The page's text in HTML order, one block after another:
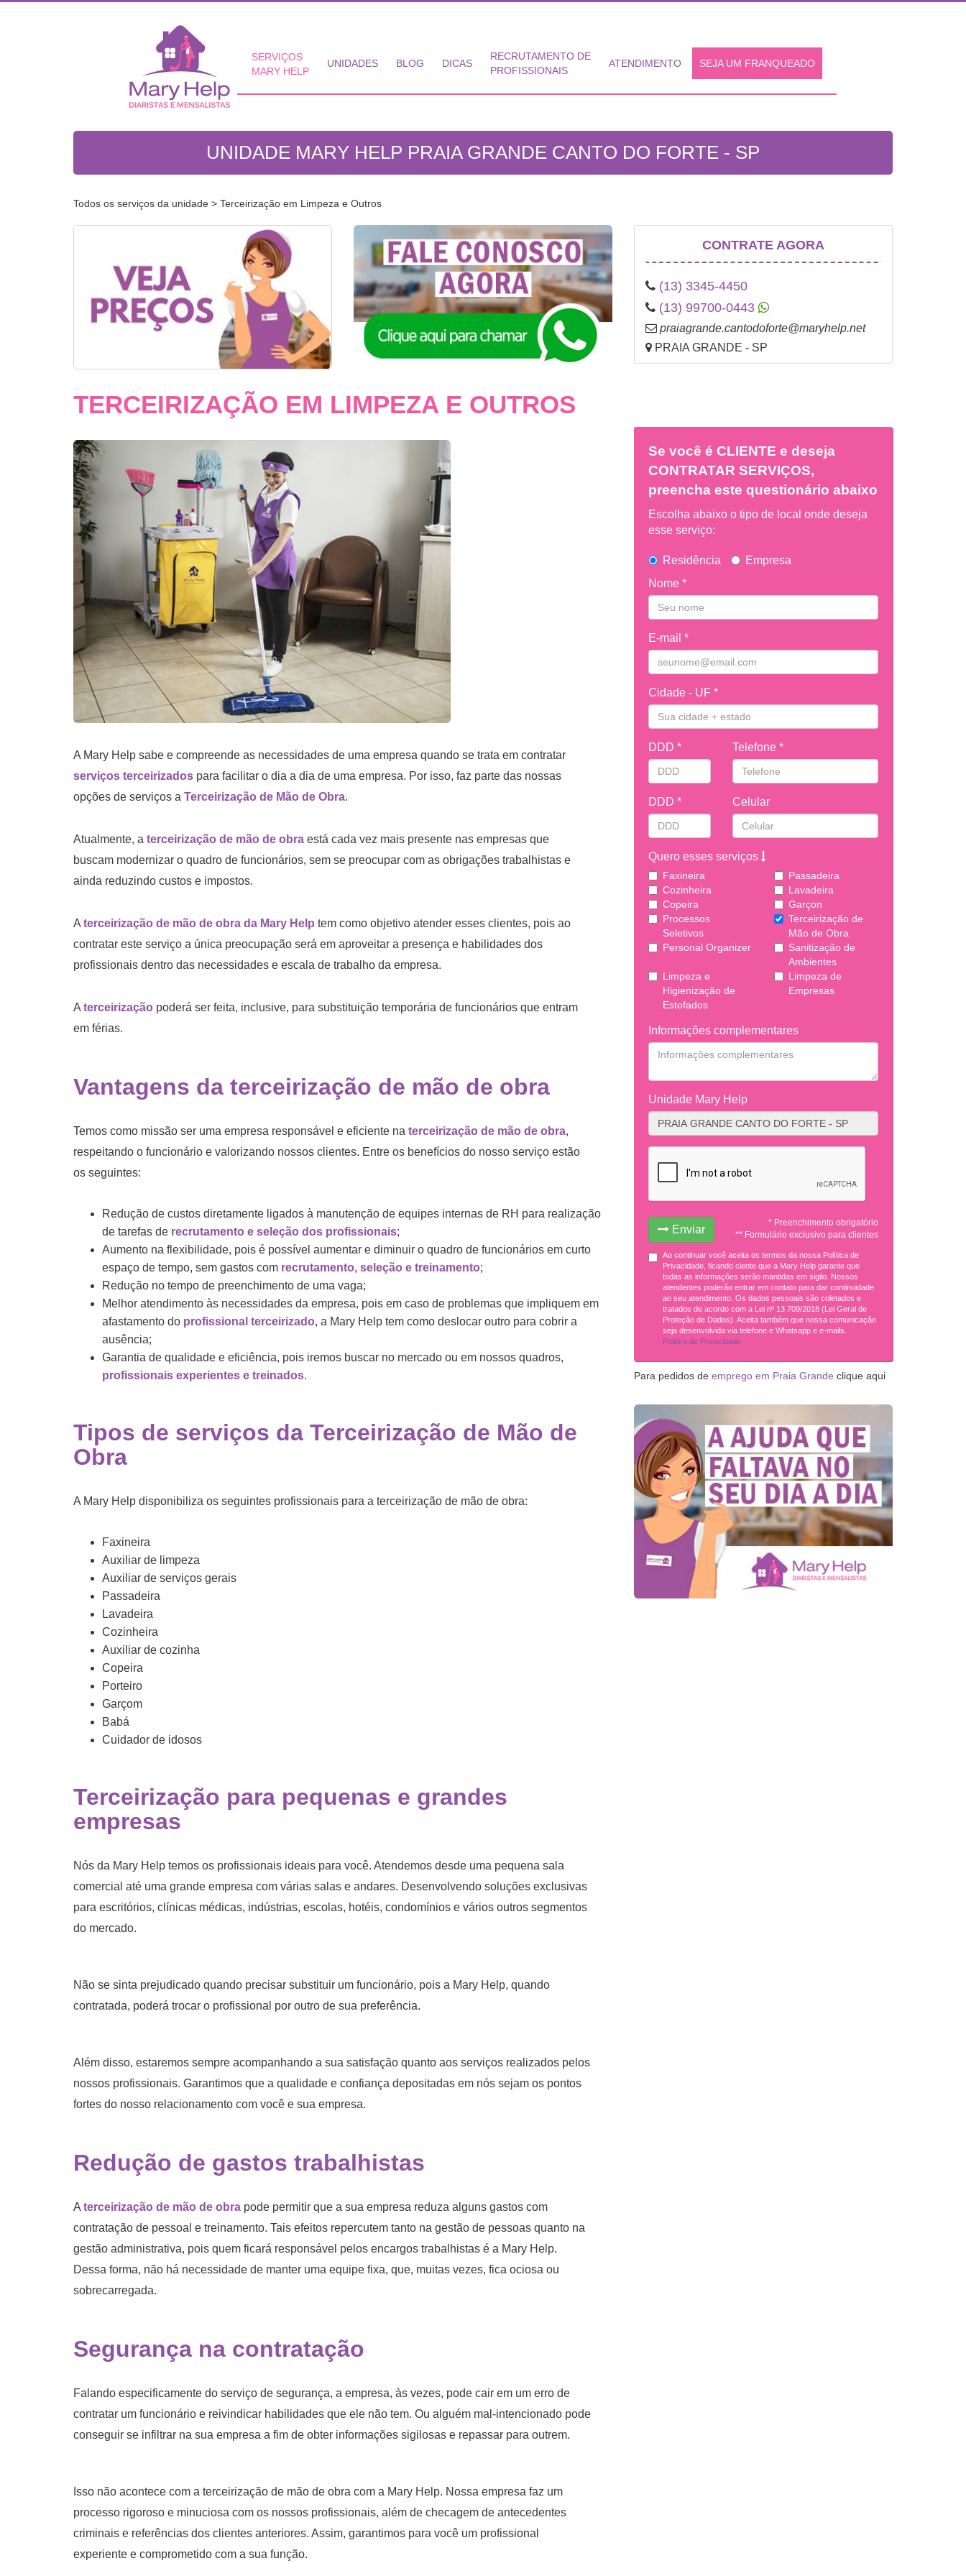
SERVIÇOS
MARY HELP
UNIDADES BLOG DICAS
RECRUTAMENTO DE
PROFISSIONAIS
ATENDIMENTO SEJA UM FRANQUEADO
UNIDADE MARY HELP PRAIA GRANDE CANTO DO FORTE - SP
Todos os serviços da unidade > Terceirização em Limpeza e Outros
CONTRATE AGORA
(13) 3345-4450
(13) 99700-0443
praiagrande.cantodoforte@maryhelp.net
PRAIA GRANDE - SP
TERCEIRIZAÇÃO EM LIMPEZA E OUTROS
A Mary Help sabe e compreende as necessidades de uma empresa quando se trata em contratar
serviços terceirizados para facilitar o dia a dia de uma empresa. Por isso, faz parte das nossas
opções de serviços a Terceirização de Mão de Obra.
Atualmente, a terceirização de mão de obra está cada vez mais presente nas empresas que
buscam modernizar o quadro de funcionários, sem se preocupar com as obrigações trabalhistas e
ainda reduzindo custos e impostos.
A terceirização de mão de obra da Mary Help tem como objetivo atender esses clientes, pois ao
contratar este serviço a única preocupação será em aproveitar a presença e habilidades dos
profissionais dentro das necessidades e escala de trabalho da empresa.
A terceirização poderá ser feita, inclusive, para substituição temporária de funcionários que entram
em férias.
Vantagens da terceirização de mão de obra
Temos como missão ser uma empresa responsável e eficiente na terceirização de mão de obra,
respeitando o funcionário e valorizando nossos clientes. Entre os benefícios do nosso serviço estão
os seguintes:
Redução de custos diretamente ligados à manutenção de equipes internas de RH para realização
de tarefas de recrutamento e seleção dos profissionais;
Aumento na flexibilidade, pois é possível aumentar e diminuir o quadro de funcionários em curto
espaço de tempo, sem gastos com recrutamento, seleção e treinamento;
Redução no tempo de preenchimento de uma vaga;
Melhor atendimento às necessidades da empresa, pois em caso de problemas que impliquem em
afastamento do profissional terceirizado, a Mary Help tem como deslocar outro para cobrir a
ausência;
Garantia de qualidade e eficiência, pois iremos buscar no mercado ou em nossos quadros,
profissionais experientes e treinados.
Tipos de serviços da Terceirização de Mão de
Obra
A Mary Help disponibiliza os seguintes profissionais para a terceirização de mão de obra:
Faxineira
Auxiliar de limpeza
Auxiliar de serviços gerais
Passadeira
Lavadeira
Cozinheira
Auxiliar de cozinha
Copeira
Porteiro
Garçom
Babá
Cuidador de idosos
Terceirização para pequenas e grandes
empresas
Nós da Mary Help temos os profissionais ideais para você. Atendemos desde uma pequena sala
comercial até uma grande empresa com várias salas e andares. Desenvolvendo soluções exclusivas
para escritórios, clínicas médicas, indústrias, escolas, hotéis, condomínios e vários outros segmentos
do mercado.
Não se sinta prejudicado quando precisar substituir um funcionário, pois a Mary Help, quando
contratada, poderá trocar o profissional por outro de sua preferência.
Além disso, estaremos sempre acompanhando a sua satisfação quanto aos serviços realizados pelos
nossos profissionais. Garantimos que a qualidade e confiança depositadas em nós sejam os pontos
fortes do nosso relacionamento com você e sua empresa.
Redução de gastos trabalhistas
A terceirização de mão de obra pode permitir que a sua empresa reduza alguns gastos com
contratação de pessoal e treinamento. Tais efeitos repercutem tanto na gestão de pessoas quanto na
gestão administrativa, pois quem ficará responsável pelos encargos trabalhistas é a Mary Help.
Dessa forma, não há necessidade de manter uma equipe fixa, que, muitas vezes, fica ociosa ou
sobrecarregada.
Segurança na contratação
Falando especificamente do serviço de segurança, a empresa, às vezes, pode cair em um erro de
contratar um funcionário e reivindicar habilidades que ele não tem. Ou alguém mal-intencionado pode
conseguir se infiltrar na sua empresa a fim de obter informações sigilosas e repassar para outrem.
Isso não acontece com a terceirização de mão de obra com a Mary Help. Nossa empresa faz um
processo rigoroso e minuciosa com os nossos profissionais, além de checagem de antecedentes
criminais e referências dos clientes anteriores. Assim, garantimos para você um profissional
experiente e comprometido com a sua função.
Se você é CLIENTE e deseja
CONTRATAR SERVIÇOS,
preencha este questionário abaixo
Escolha abaixo o tipo de local onde deseja
esse serviço:
Residência
Empresa
Nome *
E-mail *
Cidade - UF *
DDD * Telefone *
DDD * Celular
Quero esses serviços
Faxineira
Passadeira
Cozinheira
Lavadeira
Copeira
Garçon
Processos
Seletivos
Terceirização de
Mão de Obra
Personal Organizer
Sanitização de
Ambientes
Limpeza e
Higienização de
Estofados
Limpeza de
Empresas
Informações complementares
Unidade Mary Help
Enviar
* Preenchimento obrigatório
** Formulário exclusivo para clientes
Ao continuar você aceita os termos da nossa Política de
Privacidade, ficando ciente que a Mary Help garante que
todas as informações serão mantidas em sigilo. Nossos
atendentes poderão entrar em contato para dar continuidade
ao seu atendimento. Os dados pessoais são coletados e
tratados de acordo com a Lei nº 13.709/2018 (Lei Geral de
Proteção de Dados). Aceita também que nossa comunicação
seja desenvolvida via telefone e Whatsapp e e-mails.
Politica de Privacidade
Para pedidos de emprego em Praia Grande clique aqui